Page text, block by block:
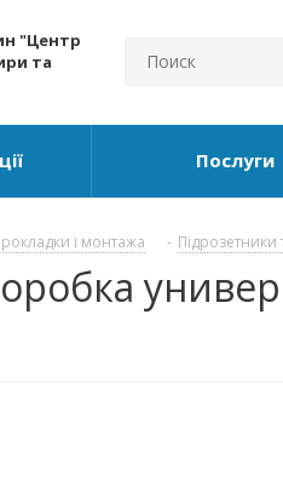
"Центр
та
Послуги
і монтажа - Підрозетники